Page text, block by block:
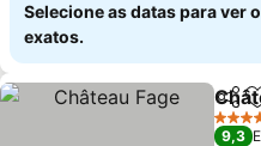
Selecione as datas para ver
exatos.
4
9,3